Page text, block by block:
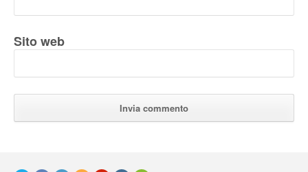
Sito web